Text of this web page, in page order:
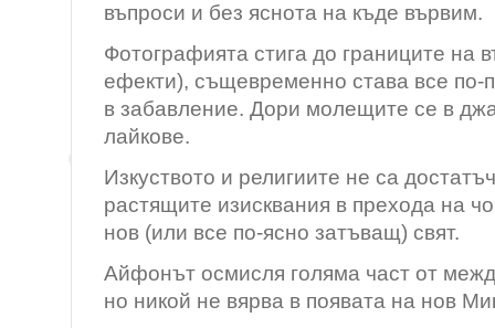
въпроси и без яснота на къде вървим.
Фотографията стига до границите на
ефекти), същевременно става все по-
в забавление. Дори молещите се в
лайкове.
Изкуството и религиите не са
растящите изисквания в прехода на
нов (или все по-ясно затъващ) свят.
Айфонът осмисля голяма част от
но никой не вярва в появата на нов